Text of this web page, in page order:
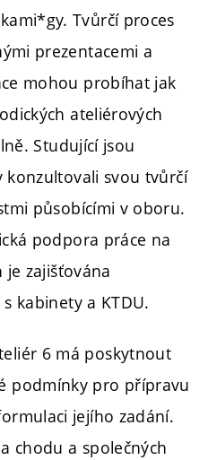
Tvůrčí proces
prezentacemi a
mohou probíhat jak
ateliérových
Studující jsou
konzultovali svou tvůrčí
působícími v oboru.
podpora práce na
zajišťována
kabinety a KTDU.
6 má poskytnout
podmínky pro přípravu
jejího zadání.
chodu a společných